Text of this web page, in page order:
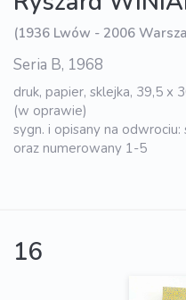
(1936 Lwów - 2006
Seria B, 1968
druk, papier, sklejka, 39,5 x
(w oprawie)
sygn. i opisany na
oraz numerowany 1-5
16